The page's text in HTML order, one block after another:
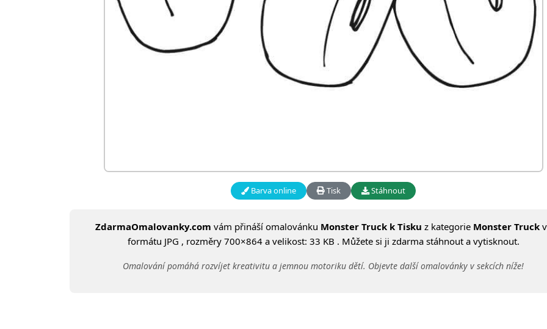
Barva online Tisk Stáhnout
ZdarmaOmalovanky.com vám přináší omalovánku Monster Truck k Tisku z kategorie Monster Truck
formátu JPG , rozměry 700×864 a velikost: 33 KB . Můžete si ji zdarma stáhnout a vytisknout.
Omalování pomáhá rozvíjet kreativitu a jemnou motoriku dětí. Objevte další omalovánky v sekcích níže!